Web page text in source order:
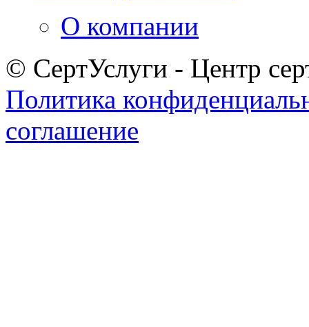
О компании
© СертУслуги - Центр
Политика
соглашение